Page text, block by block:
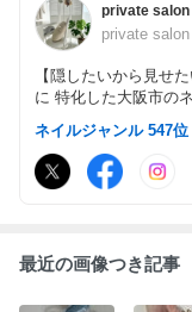
private salon
private
【隠したいから見せ
に 特化した大阪市のネ
もたくさんご来店頂
を健康に育てる高技
ネイルジャンル 547位
最近の画像つき記事